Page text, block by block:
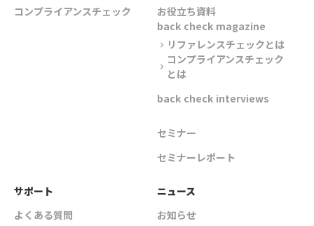
コンプライアンスチェック
お役立ち資料
back check magazine
chevron_right リファレンスチェックとは
chevron_right
コンプライアンスチェック
とは
back check interviews
セミナー
セミナーレポート
サポート
よくある質問
ニュース
お知らせ